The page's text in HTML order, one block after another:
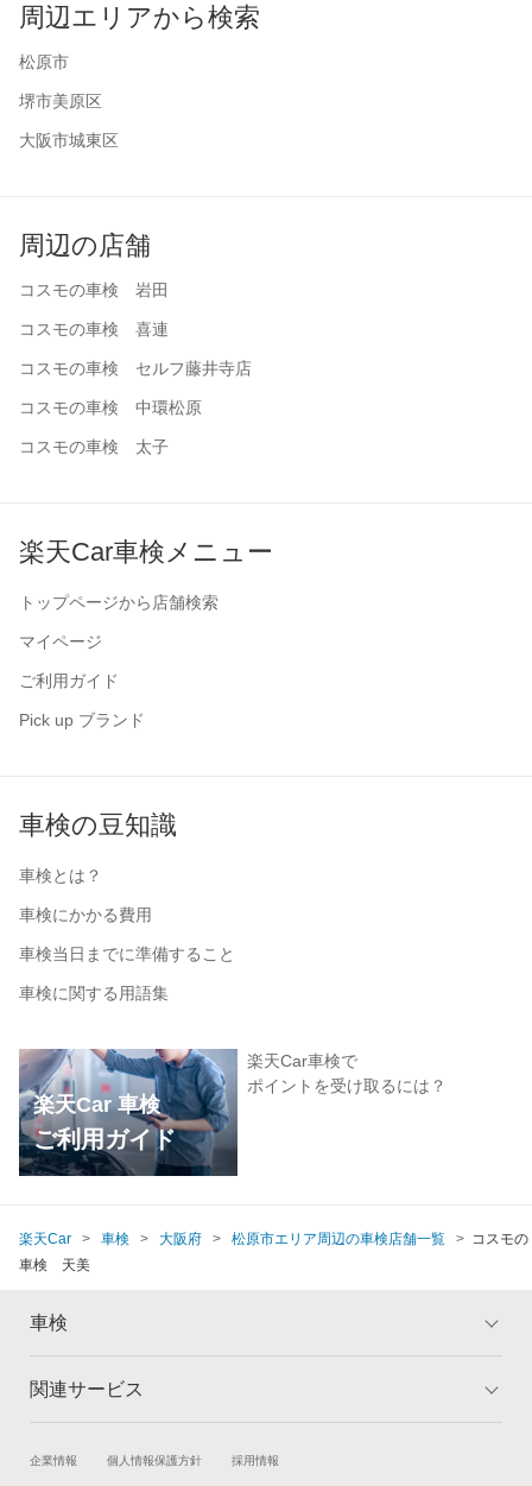
周辺エリアから検索
松原市
堺市美原区
大阪市城東区
周辺の店舗
コスモの車検 岩田
コスモの車検 喜連
コスモの車検 セルフ藤井寺店
コスモの車検 中環松原
コスモの車検 太子
楽天Car車検メニュー
トップページから店舗検索
マイページ
ご利用ガイド
Pick up ブランド
車検の豆知識
車検とは？
車検にかかる費用
車検当日までに準備すること
車検に関する用語集
楽天Car 車検
ご利用ガイド
楽天Car車検で
ポイントを受け取るには？
楽天Car 車検 大阪府 松原市エリア周辺の車検店舗一覧
コスモの
車検 天美
車検
トップ
車検の基礎知識 キャンペーン一覧
関連サービス
試乗・商談 新車購入
企業情報 個人情報保護方針 採用情報